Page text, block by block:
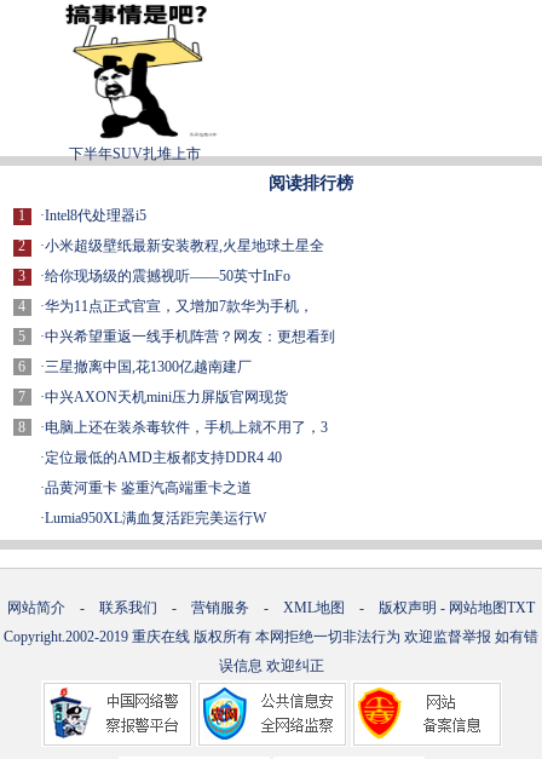
下半年SUV扎堆上市
阅读排行榜
1
2
3
4
5
6
7
8
·Intel8代处理器i5
·小米超级壁纸最新安装教程,火星地球土星全
·给你现场级的震撼视听——50英寸InFo
·华为11点正式官宣，又增加7款华为手机，
·中兴希望重返一线手机阵营？网友：更想看到
·三星撤离中国,花1300亿越南建厂
·中兴AXON天机mini压力屏版官网现货
·电脑上还在装杀毒软件，手机上就不用了，3
·定位最低的AMD主板都支持DDR4 40
·品黄河重卡 鉴重汽高端重卡之道
·Lumia950XL满血复活距完美运行W
网站简介 - 联系我们 - 营销服务 - XML地图 - 版权声明 - 网站地图TXT
Copyright.2002-2019 重庆在线 版权所有 本网拒绝一切非法行为 欢迎监督举报 如有错
误信息 欢迎纠正